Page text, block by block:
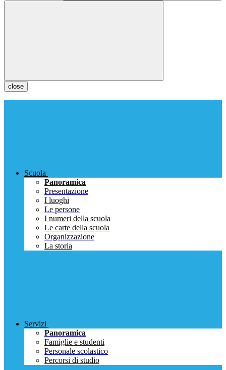
close
Scuola
Panoramica
Presentazione
I luoghi
Le persone
I numeri della scuola
Le carte della scuola
Organizzazione
La storia
Servizi
Panoramica
Famiglie e studenti
Personale scolastico
Percorsi di studio